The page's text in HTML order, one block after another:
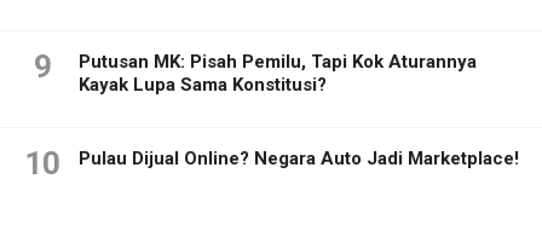
9
Putusan MK: Pisah Pemilu, Tapi Kok Aturannya
Kayak Lupa Sama Konstitusi?
10 Pulau Dijual Online? Negara Auto Jadi Marketplace!